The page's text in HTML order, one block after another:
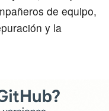
de equipo,
y la